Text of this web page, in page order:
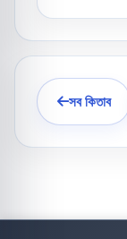
সব কিতাব